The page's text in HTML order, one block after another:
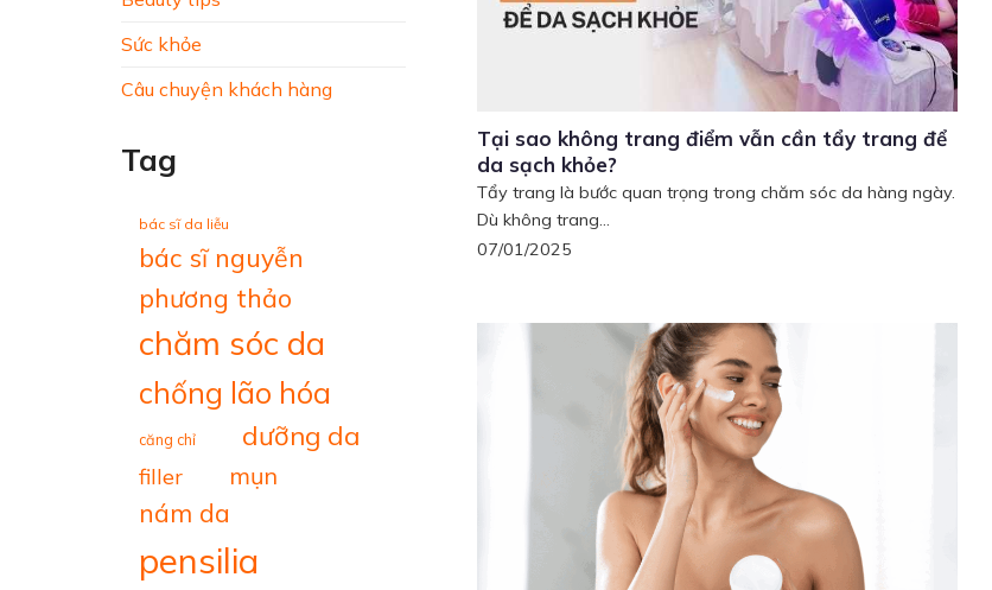
Sức khỏe
Câu chuyện khách hàng
Tag
bác sĩ da liễu
bác sĩ nguyễn
phương thảo
chăm sóc da
chống lão hóa
căng chỉ dưỡng da
filler mụn
nám da
pensilia
Tại sao không trang điểm vẫn cần tẩy trang để
da sạch khỏe?
Tẩy trang là bước quan trọng trong chăm sóc da hàng ngày.
Dù không trang...
07/01/2025